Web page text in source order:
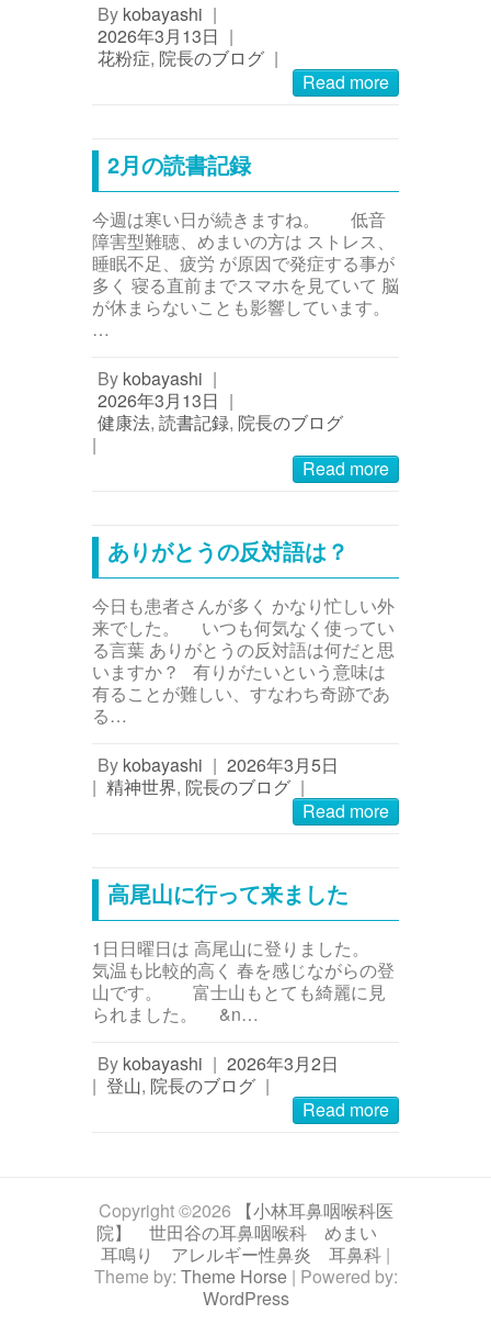
By kobayashi |
2026年3月13日 |
花粉症, 院長のブログ |
Read more
2月の読書記録
今週は寒い日が続きますね。 低音
障害型難聴、めまいの方は ストレス、
睡眠不足、疲労 が原因で発症する事が
多く 寝る直前までスマホを見ていて 脳
が休まらないことも影響しています。
…
By kobayashi |
2026年3月13日 |
健康法, 読書記録, 院長のブログ
|
Read more
ありがとうの反対語は？
今日も患者さんが多く かなり忙しい外
来でした。 いつも何気なく使ってい
る言葉 ありがとうの反対語は何だと思
いますか？ 有りがたいという意味は
有ることが難しい、すなわち奇跡であ
る…
By kobayashi | 2026年3月5日
| 精神世界, 院長のブログ |
Read more
高尾山に行って来ました
1日日曜日は 高尾山に登りました。
気温も比較的高く 春を感じながらの登
山です。 富士山もとても綺麗に見
られました。 &n…
By kobayashi | 2026年3月2日
| 登山, 院長のブログ |
Read more
Copyright ©2026
【小林耳鼻咽喉科医
院】 世田谷の耳鼻咽喉科 めまい
耳鳴り アレルギー性鼻炎 耳鼻科 |
Theme by: Theme Horse| Powered by:
WordPress